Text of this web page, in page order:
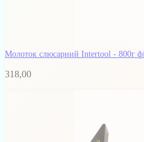
Молоток слюсарний Intertool - 800г
318,00